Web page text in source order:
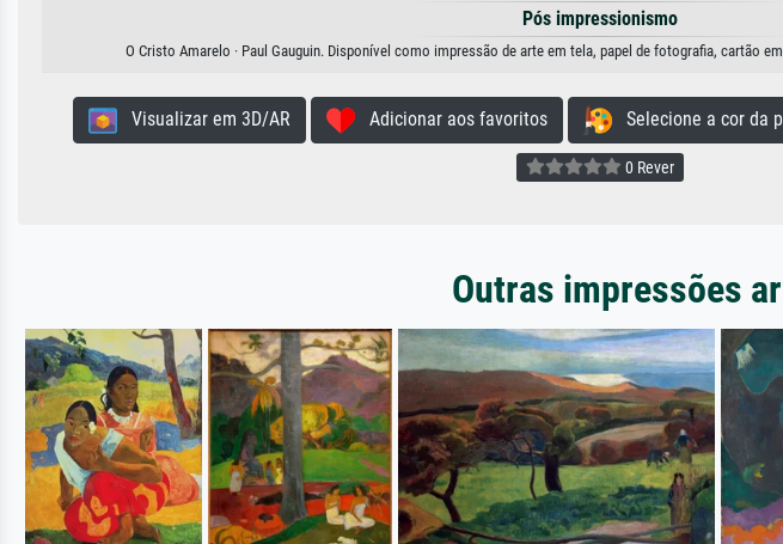
Pós impressionismo
O Cristo Amarelo · Paul Gauguin. Disponível como impressão de arte em tela, papel de fotografia, cartão
Visualizar em 3D/AR Adicionar aos favoritos Selecione a cor da
0 Rever
Outras impressões